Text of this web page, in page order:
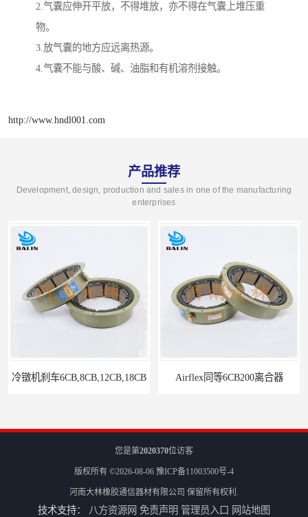
2.气囊应伸开平放，不得堆放，亦不得在气囊上堆压重
物。
3.放气囊的地方应远离热源。
4.气囊不能与酸、碱、油脂和有机溶剂接触。
http://www.hndl001.com
产品推荐
Development, design, production and sales in one of the manufacturing
enterprises
Airflex同等6CB200离合器
您是第2020370位访客
版权所有 ©2026-08-06 豫ICP备11003500号-4
河南大林橡胶通信器材有限公司 保留所有权利.
技术支持： 八方资源网 免责声明 管理员入口 网站地图